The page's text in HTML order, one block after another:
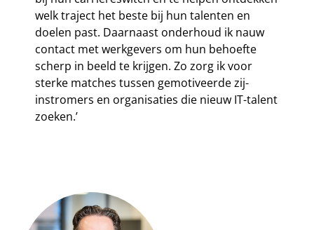
welk traject het beste bij hun talenten en
doelen past. Daarnaast onderhoud ik nauw
contact met werkgevers om hun behoefte
scherp in beeld te krijgen. Zo zorg ik voor
sterke matches tussen gemotiveerde zij-
instromers en organisaties die nieuw IT-talent
zoeken.’